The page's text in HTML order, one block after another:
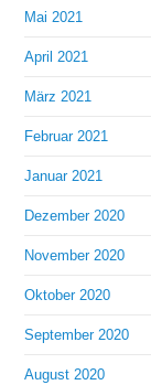
Mai 2021
April 2021
März 2021
Februar 2021
Januar 2021
Dezember 2020
November 2020
Oktober 2020
September 2020
August 2020